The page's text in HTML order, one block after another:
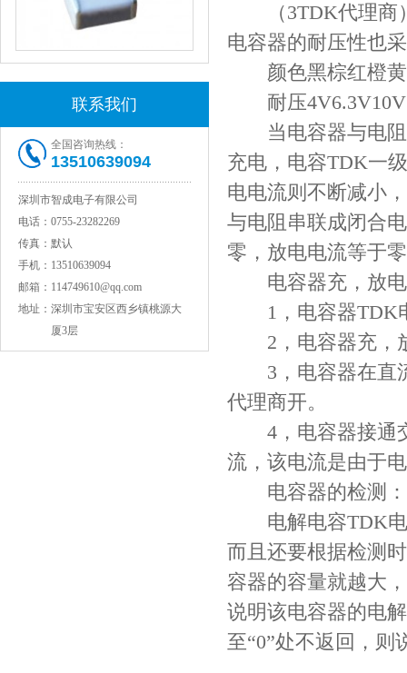
联系我们
全国咨询热线：
13510639094
深圳市智成电子有限公司
电话： 0755-23282269
传真： 默认
手机： 13510639094
邮箱： 114749610@qq.com
地址： 深圳市宝安区西乡镇桃源大
厦3层
（3TDK代理商）
电容器的耐压性也
颜色黑棕红橙黄
耐压
当电容器与电阻
充电，电容TDK一
电电流则不断减小
与电阻串联成闭合
零，放电电流等于
电容器充，放电
1，电容器TDK
2，电容器充，放
3，电容器在直流
代理商开。
4，电容器接通交
流，该电流是由于
电容器的检测
电解电容TDK电
而且还要根据检测
容器的容量就越大
说明该电容器的电
至“0”处不返回，